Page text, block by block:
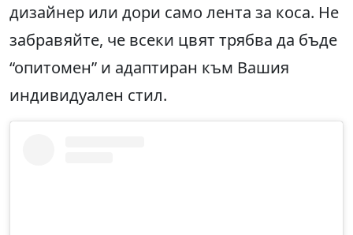
дизайнер или дори само лента за коса. Не
забравяйте, че всеки цвят трябва да бъде
“опитомен” и адаптиран към Вашия
индивидуален стил.